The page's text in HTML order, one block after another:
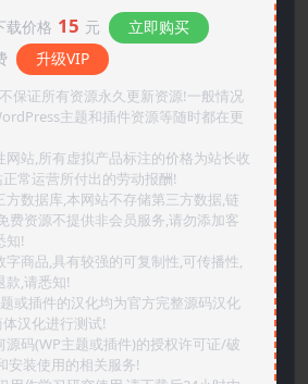
载价格 15 元
立即购买
升级VIP
保证所有资源永久更新资源!一般情况
主题和插件资源等随时都在更
网站,所有虚拟产品标注的价格为站长收
常运营所付出的劳动报酬!
方数据库,本网站不存储第三方数据,链
费资源不提供非会员服务,请勿添加客
知!
字商品,具有较强的可复制性,可传播性,
款,请悉知!
或插件的汉化均为官方完整源码汉化
汉化进行测试!
源码(WP主题或插件)的授权许可证/破
安装使用的相关服务!